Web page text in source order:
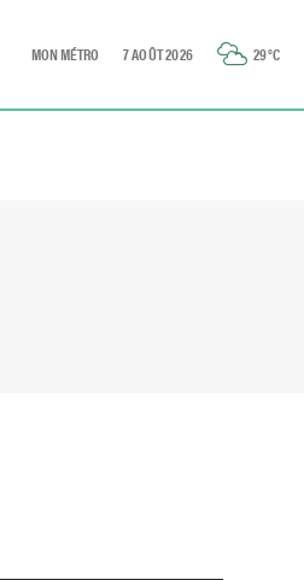
MON MÉTRO 7 AOÛT 2026 29°C